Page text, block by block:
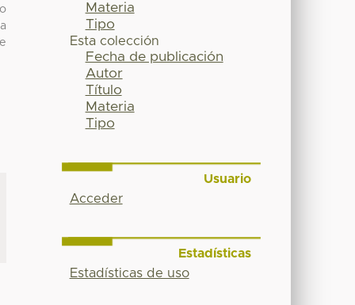
Materia
Tipo
Esta colección
Fecha de publicación
Autor
Título
Materia
Tipo
Usuario
Acceder
Estadísticas
Estadísticas de uso